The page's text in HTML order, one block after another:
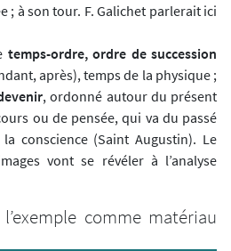
; à son tour. F. Galichet parlerait ici
temps-ordre, ordre de succession
après), temps de la physique ;
, ordonné autour du présent
ou de pensée, qui va du passé
conscience (Saint Augustin). Le
vont se révéler à l’analyse
comme matériau